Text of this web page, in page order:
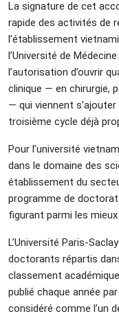
La signature de cet
rapide des activités de
l’établissement
l’Université de
l’autorisation d’ouvrir
clinique — en chirurgie,
— qui viennent
troisième cycle déjà
Pour l’université
dans le domaine des
établissement du
programme de
figurant parmi les
L’Université Paris-
doctorants répartis
classement
publié chaque année
considéré comme l’un